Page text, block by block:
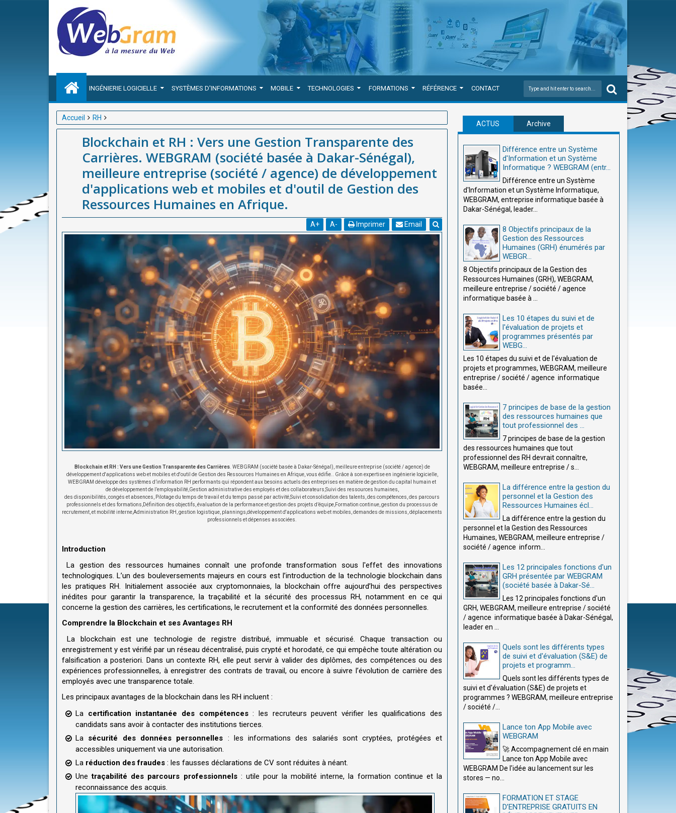
INGÉNIERIE LOGICIELLE SYSTÈMES D'INFORMATIONS MOBILE TECHNOLOGIES FORMATIONS RÉFÉRENCE CONTACT
Accueil
RH
Blockchain et RH : Vers une Gestion Transparente des Carrières. WEBGRAM (société basée à Dakar-Sénégal), meilleure
entreprise (société / agence) de développement d'applications web et mobiles et d'outil de Gestion des Ressources
Humaines en Afrique.
Blockchain et RH : Vers une Gestion Transparente des
Carrières. WEBGRAM (société basée à Dakar-Sénégal),
meilleure entreprise (société / agence) de développement
d'applications web et mobiles et d'outil de Gestion des
Ressources Humaines en Afrique.
A+ A- Imprimer Email
Blockchain et RH : Vers une Gestion Transparente des Carrières. WEBGRAM (société basée à Dakar-Sénégal), meilleure entreprise (société / agence) de
développement d'applications web et mobiles et d'outil de Gestion des Ressources Humaines en Afrique, vous édifie.
. Grâce à son expertise en ingénierie logicielle,
WEBGRAM développe des systèmes d’information RH performants qui répondent aux besoins actuels des entreprises en matière degestion du capital humain et
dedéveloppement de l’employabilité, Gestion administrative des employés et des collaborateurs, Suivi des ressources humaines
des disponibilités congés etabsences, Pilotage du temps de travail et du temps passé par activité,Suivi et consolidation des talents , des compétences , des parcours
professionnels et des formations, Définition des objectifs évaluation de la performanceetgestion des projets d’équipe, Formation continue gestion du processus de
recrutement , et mobilité interne,Administration RH gestion logistique plannings ,développement d'applications web et mobiles, demandes de missions déplacements
professionnels etdépenses associées.
Introduction
La gestion des ressources humaines connaît une profonde transformation sous l'effet des innovations
technologiques. L’un des bouleversements majeurs en cours est l’introduction de la technologie blockchain dans
les pratiques RH. Initialement associée aux cryptomonnaies, la blockchain offre aujourd’hui des perspectives
inédites pour garantir la transparence, la traçabilité et la sécurité des processus RH, notamment en ce qui
concerne la gestion des carrières, les certifications, le recrutement et la conformité des données personnelles.
Comprendre la Blockchain et ses Avantages RH
La blockchain est une technologie de registre distribué, immuable et sécurisé. Chaque transaction ou
enregistrement y est vérifié par un réseau décentralisé, puis crypté et horodaté, ce qui empêche toute altération ou
falsification a posteriori. Dans un contexte RH, elle peut servir à valider des diplômes, des compétences ou des
expériences professionnelles, à enregistrer des contrats de travail, ou encore à suivre l’évolution de carrière des
employés avec une transparence totale.
Les principaux avantages de la blockchain dans les RH incluent :
La certification instantanée des compétences: les recruteurs peuvent vérifier les qualifications des
candidats sans avoir à contacter des institutions tierces.
La sécurité des données personnelles : les informations des salariés sont cryptées, protégées et
accessibles uniquement via une autorisation.
La réduction des fraudes : les fausses déclarations de CV sont réduites à néant.
Unetraçabilité des parcours professionnels: utile pour la mobilité interne, la formation continue et la
reconnaissance des acquis.
ACTUS Archive
Différence entre un Système
d'Information et un Système
Informatique ? WEBGRAM (entr...
Différence entre un Système
d'Information et un Système Informatique,
WEBGRAM, entreprise informatique basée à
Dakar-Sénégal, leader...
8 Objectifs principaux de la
Gestion des Ressources
Humaines (GRH) énumérés par
WEBGR...
8 Objectifs principaux de la Gestion des
Ressources Humaines (GRH), WEBGRAM,
meilleure entreprise / société / agence
informatique basée à ...
Les 10 étapes du suivi et de
l'évaluation de projets et
programmes présentés par
WEBG...
Les 10 étapes du suivi et de l'évaluation de
projets et programmes, WEBGRAM, meilleure
entreprise / société / agence informatique
basée...
7 principes de base de la gestion
des ressources humaines que
tout professionnel des ...
7 principes de base de la gestion
des ressources humaines que tout
professionnel des RH devrait connaître,
WEBGRAM, meilleure entreprise / s...
La différence entre la gestion du
personnel et la Gestion des
Ressources Humaines écl...
La différence entre la gestion du
personnel et la Gestion des Ressources
Humaines, WEBGRAM, meilleure entreprise /
société / agence inform...
Les 12 principales fonctions d'un
GRH présentée par WEBGRAM
(société basée à Dakar-Sé...
Les 12 principales fonctions d'un
GRH, WEBGRAM, meilleure entreprise / société
/ agence informatique basée à Dakar-Sénégal,
leader en ...
Quels sont les différents types
de suivi et d'évaluation (S&E) de
projets et programm...
Quels sont les différents types de
suivi et d'évaluation (S&E) de projets et
programmes ? WEBGRAM, meilleure entreprise
/ société /...
Lance ton App Mobile avec
WEBGRAM
🚀 Accompagnement clé en main
Lance ton App Mobile avec
WEBGRAM De l'idée au lancement sur les
stores — no...
FORMATION ET STAGE
D’ENTREPRISE GRATUITS EN